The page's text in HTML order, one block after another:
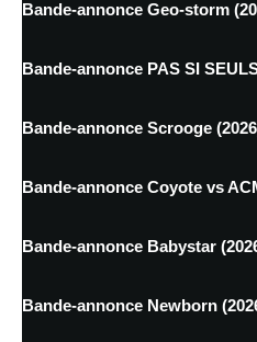
Bande-annonce Geo-storm
Bande-annonce PAS SI
Bande-annonce Scrooge
Bande-annonce Coyote vs
Bande-annonce Babystar
Bande-annonce Newborn